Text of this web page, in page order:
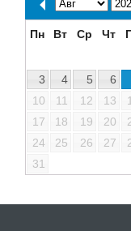
Пн Вт Ср Чт
3
4 5 6
10
11 12 13
17
18 19 20
24
25 26 27
31